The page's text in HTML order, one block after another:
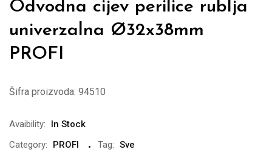
Odvodna cijev perilice rublja
univerzalna Ø32x38mm
PROFI
Šifra proizvoda: 94510
Avaibility:
In Stock
Category:
PROFI Tag: Sve